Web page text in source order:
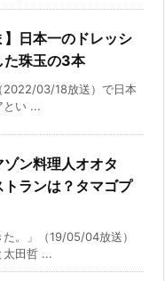
】日本一のドレッシ
た珠玉の3本
2022/03/18放送）で日本
とい ...
ゾン料理人オオタ
トランは？タマゴプ
た。」（19/05/04放送）
太田哲 ...